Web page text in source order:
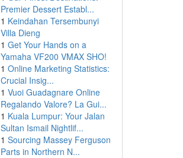
Premier Dessert Establ...
1 Keindahan Tersembunyi
Villa Dieng
1 Get Your Hands on a
Yamaha VF200 VMAX SHO!
1 Online Marketing Statistics:
Crucial Insig...
1 Vuoi Guadagnare Online
Regalando Valore? La Gui...
1 Kuala Lumpur: Your Jalan
Sultan Ismail Nightlif...
1 Sourcing Massey Ferguson
Parts in Northern N...